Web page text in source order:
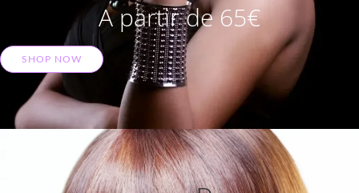
A partir de 65€
SHOP NOW